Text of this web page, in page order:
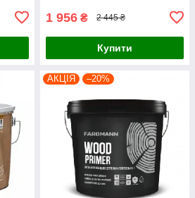
1 956 ₴ 2 445 ₴
Купити
АКЦІЯ –20%